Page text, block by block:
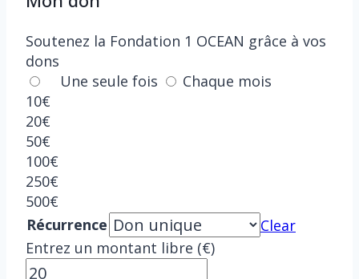
Soutenez la Fondation 1 OCEAN grâce à vos
dons
Une seule fois
Chaque mois
10€
20€
50€
100€
250€
500€
Récurrence
Clear
Entrez un montant libre (€)